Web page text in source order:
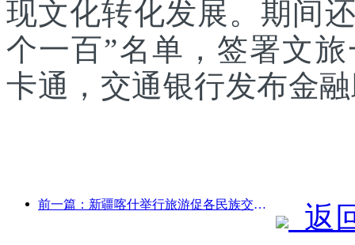
现文化转化发展。期间
个一百”名单，签署文
卡通，交通银行发布金
前一篇：新疆喀什举行旅游促各民族交流推广活动 返